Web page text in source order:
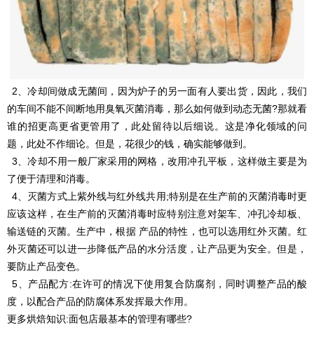
2、冷却间做成无菌间，因为炉子的另一面有人要出货，因此，我们
的车间不能不间断地用臭氧灭菌消毒，那么如何做到动态无菌?那就看
谁的招更高更省更管用了，此处留待以后细说。这是净化领域的问
题，此处不作细论。但是，花很少的钱，确实能够做到。
3、冷却不用一般厂家采用的网格，改用冲孔平板，这样做主要是为
了便于清理和消毒。
4、灭菌方式上紫外线与红外线共用;特别是在生产前的灭菌消毒时更
应该这样，在生产前的灭菌消毒时应特别注意对架车、冲孔冷却板、
输送链的灭菌。生产中，根据 产品的特性，也可以选用红外灭菌。红
外灭菌还可以进一步降低产品的水分活度，让产品更为安全。但是，
要防止产品变色。
5、产品配方:在许可的情况下使用复合防腐剂，同时调整产品的酸
度，以配合产品的防腐体系发挥最大作用。
更多烘焙知识:面包店最基本的管理有哪些?